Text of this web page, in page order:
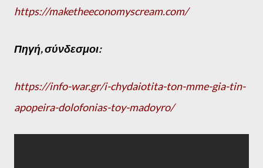
https://maketheeconomyscream.com/
Πηγή, σύνδεσμοι:
https://info-war.gr/i-chydaiotita-ton-mme-gia-tin-
apopeira-dolofonias-toy-madoyro/